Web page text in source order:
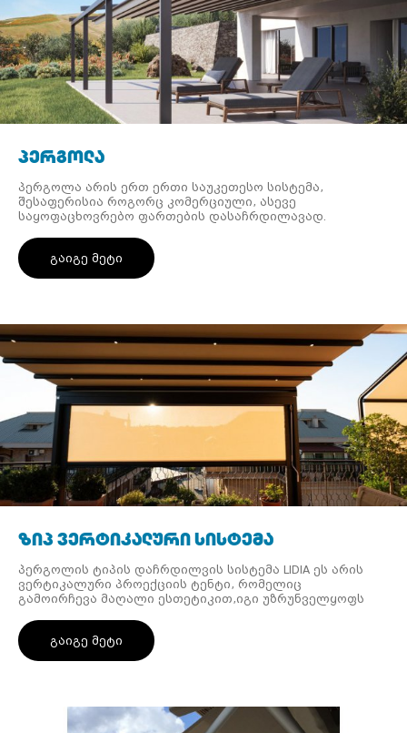
პერგოლა
პერგოლა არის ერთ ერთი საუკეთესო სისტემა,
შესაფერისია როგორც კომერციული, ასევე
საყოფაცხოვრებო ფართების დასაჩრდილავად.
გაიგე მეტი
ზიპ ვერტიკალური სისტემა
პერგოლის ტიპის დაჩრდილვის სისტემა LIDIA ეს არის
ვერტიკალური პროექციის ტენტი, რომელიც
გამოირჩევა მაღალი ესთეტიკით,იგი უზრუნველყოფს
ქარი.
გაიგე მეტი